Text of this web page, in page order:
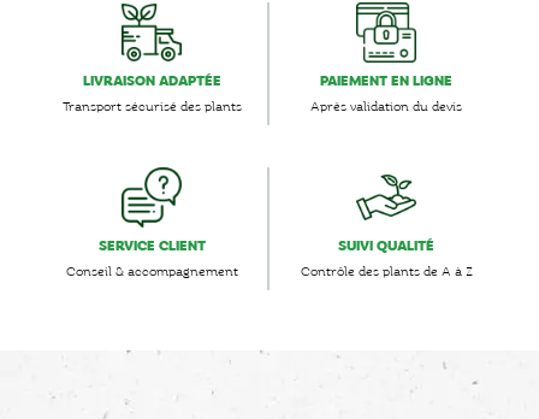
LIVRAISON ADAPTÉE
Transport sécurisé des plants
PAIEMENT EN LIGNE
Après validation du devis
SERVICE CLIENT
Conseil & accompagnement
SUIVI QUALITÉ
Contrôle des plants de A à Z